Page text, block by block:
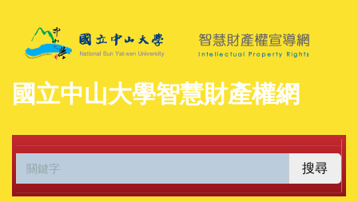
內
容
國立中山大學智慧財產權網
搜尋